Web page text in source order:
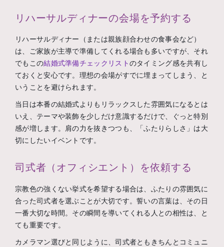
リハーサルディナーの会場を予約する
リハーサルディナー（または親族顔合わせの食事会など）
は、ご家族が主導で準備してくれる場合も多いですが、それ
でもこの結婚式準備チェックリストのタイミング感を共有し
ておくと安心です。理想の会場がすでに埋まってしまう、と
いうことを避けられます。
当日は本番の結婚式よりもリラックスした雰囲気になるとは
いえ、テーマや装飾を少しだけ意識するだけで、ぐっと特別
感が増します。肩の力を抜きつつも、「ふたりらしさ」は大
切にしたいイベントです。
司式者（オフィシエント）を依頼する
宗教色の強くない挙式を希望する場合は、ふたりの雰囲気に
合った司式者を選ぶことが大切です。誓いの言葉は、その日
一番大切な時間。その瞬間を導いてくれる人との相性は、と
ても重要です。
カメラマン選びと同じように、司式者ともきちんとコミュニ